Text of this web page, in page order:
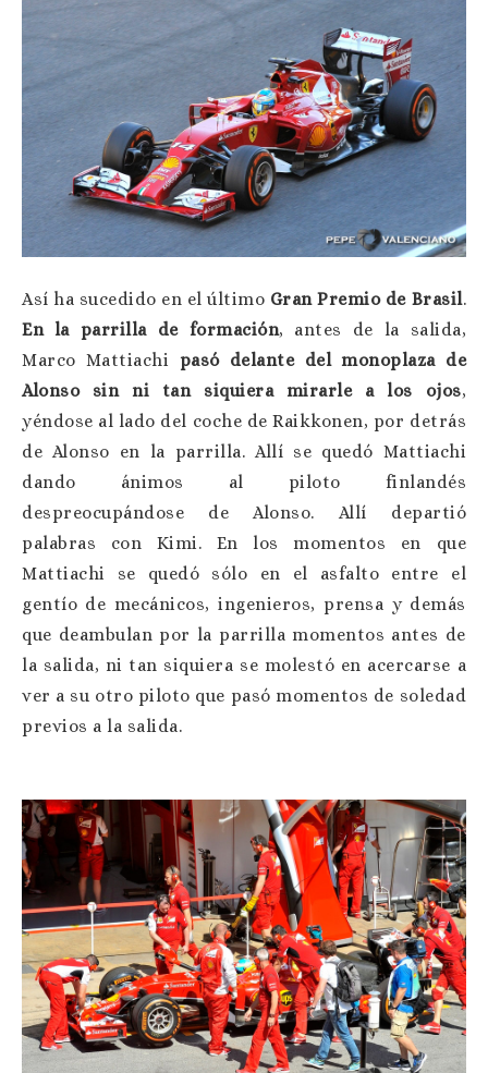
Así ha sucedido en el último Gran Premio de Brasil.
En la parrilla de formación, antes de la salida,
Marco Mattiachi pasó delante del monoplaza de
Alonso sin ni tan siquiera mirarle a los ojos,
yéndose al lado del coche de Raikkonen, por detrás
de Alonso en la parrilla. Allí se quedó Mattiachi
dando ánimos al piloto finlandés
despreocupándose de Alonso. Allí departió
palabras con Kimi. En los momentos en que
Mattiachi se quedó sólo en el asfalto entre el
gentío de mecánicos, ingenieros, prensa y demás
que deambulan por la parrilla momentos antes de
la salida, ni tan siquiera se molestó en acercarse a
ver a su otro piloto que pasó momentos de soledad
previos a la salida.